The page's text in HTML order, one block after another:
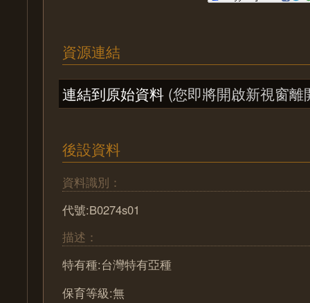
資源連結
連結到原始資料 (您即將開啟新視窗離
後設資料
資料識別：
代號:B0274s01
描述：
特有種:台灣特有亞種
保育等級:無